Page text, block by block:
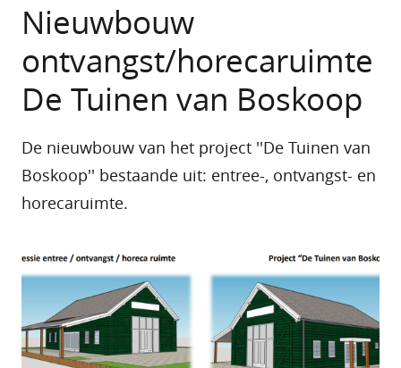
Nieuwbouw
ontvangst/horecaruimte
De Tuinen van Boskoop
De nieuwbouw van het project ''De Tuinen van
Boskoop'' bestaande uit: entree-, ontvangst- en
horecaruimte.